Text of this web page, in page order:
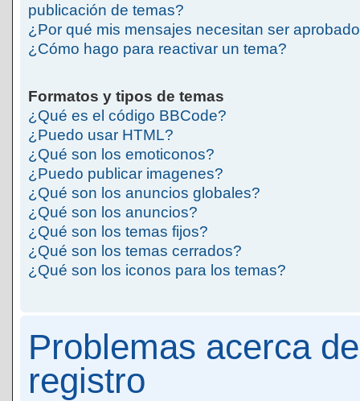
publicación de temas?
¿Por qué mis mensajes necesitan ser
¿Cómo hago para reactivar un tema?
Formatos y tipos de temas
¿Qué es el código BBCode?
¿Puedo usar HTML?
¿Qué son los emoticonos?
¿Puedo publicar imagenes?
¿Qué son los anuncios globales?
¿Qué son los anuncios?
¿Qué son los temas fijos?
¿Qué son los temas cerrados?
¿Qué son los iconos para los temas?
Problemas acerca
registro